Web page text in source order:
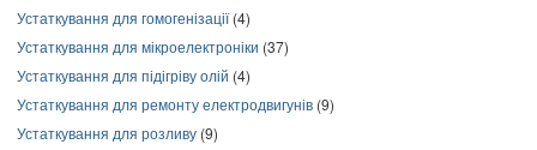
Устаткування для гомогенізації(4)
Устаткування для мікроелектроніки (37)
Устаткування для підігріву олій (4)
Устаткування для ремонту електродвигунів (9)
Устаткування для розливу (9)